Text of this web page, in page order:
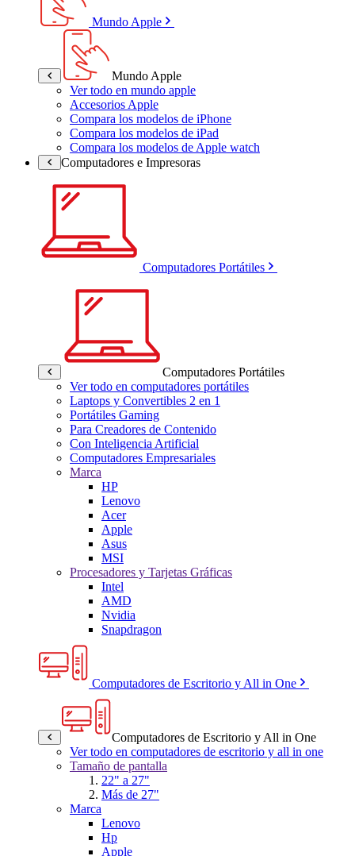
Mundo Apple
Mundo Apple
Ver todo en mundo apple
Accesorios Apple
Compara los modelos de iPhone
Compara los modelos de iPad
Compara los modelos de Apple watch
Computadores e Impresoras
Computadores Portátiles
Computadores Portátiles
Ver todo en computadores portátiles
Laptops y Convertibles 2 en 1
Portátiles Gaming
Para Creadores de Contenido
Con Inteligencia Artificial
Computadores Empresariales
Marca
HP
Lenovo
Acer
Apple
Asus
MSI
Procesadores y Tarjetas Gráficas
Intel
AMD
Nvidia
Snapdragon
Computadores de Escritorio y All in One
Computadores de Escritorio y All in One
Ver todo en computadores de escritorio y all in one
Tamaño de pantalla
22" a 27"
Más de 27"
Marca
Lenovo
Hp
Apple